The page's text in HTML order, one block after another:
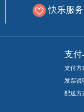
快乐服
支付
支付方
发票说
配送方